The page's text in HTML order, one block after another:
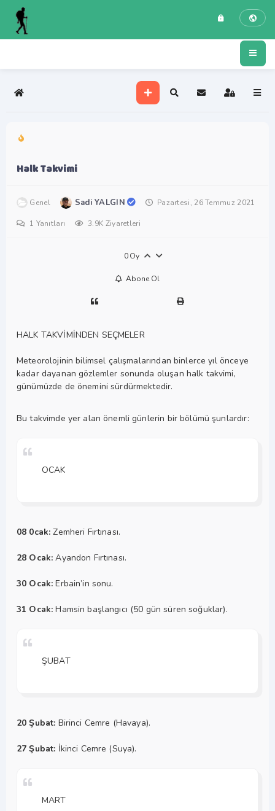
Ana Sayfa Ara Oturum
Halk Takvimi
Genel Sadi YALGIN Pazartesi, 26 Temmuz 2021
1 Yanıtları 3.9K Ziyaretleri
0 Oy
Abone Ol
HALK TAKVİMİNDEN SEÇMELER
Meteorolojinin bilimsel çalışmalarından binlerce yıl önceye
kadar dayanan gözlemler sonunda oluşan halk takvimi,
günümüzde de önemini sürdürmektedir.
Bu takvimde yer alan önemli günlerin bir bölümü şunlardır:
OCAK
08 0cak: Zemheri Fırtınası.
28 Ocak: Ayandon Fırtınası.
30 Ocak: Erbain’in sonu.
31 Ocak: Hamsin başlangıcı (50 gün süren soğuklar).
ŞUBAT
20 Şubat: Birinci Cemre (Havaya).
27 Şubat: İkinci Cemre (Suya).
MART